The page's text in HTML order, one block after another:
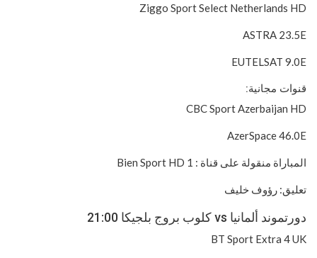
Ziggo Sport Select Netherlands HD
ASTRA 23.5E
EUTELSAT 9.0E
قنوات مجانية:
CBC Sport Azerbaijan HD
AzerSpace 46.0E
المباراة منقولة على قناة : 1 Bien Sport HD
تعليق: رؤوف خليف
دورتموند ألمانيا vs كلوب بروج بلجيكا 21:00
BT Sport Extra 4 UK